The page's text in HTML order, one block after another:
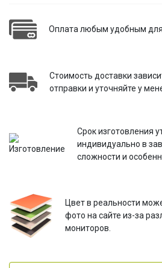
Оплата любым удобным для
Стоимость доставки
отправки и уточняйте у
Срок изготовления
индивидуально в
сложности и
Цвет в реальности
фото на сайте из-за
мониторов.